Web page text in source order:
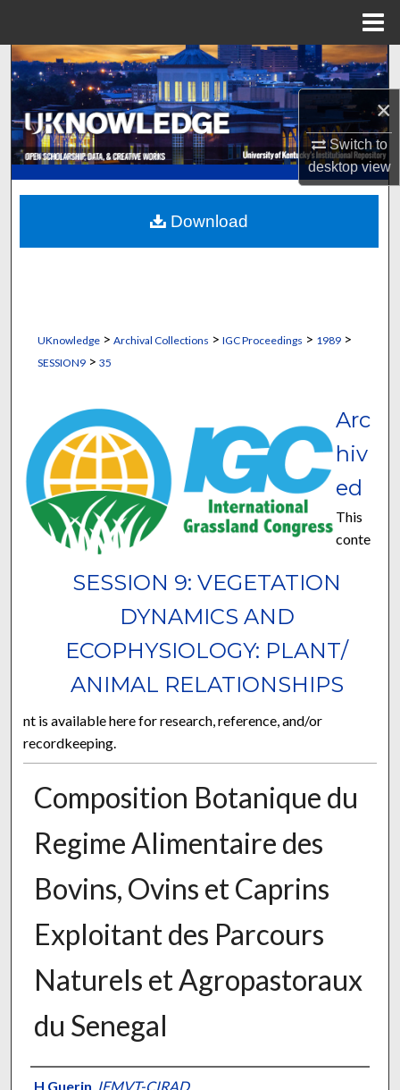
×
Switch to
desktopview
Search
Browse Collections
My Account
About
Digital Commons Network™
UKnowledge> Archival Collections > IGC Proceedings > 1989>
SESSION9> 35
SESSION 9: VEGETATION
DYNAMICS AND
ECOPHYSIOLOGY: PLANT/
ANIMAL RELATIONSHIPS
Arc
hiv
ed
This
conte
nt is available here for research, reference, and/or
recordkeeping.
Composition Botanique du
Regime Alimentaire des
Bovins, Ovins et Caprins
Exploitant des Parcours
Naturels et Agropastoraux
du Senegal
Presenter Information
H Guerin, IEMVT-CIRAD
Download